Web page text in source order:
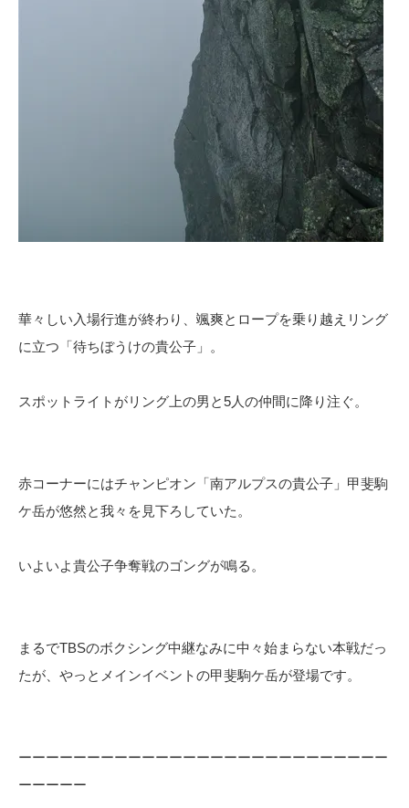
華々しい入場行進が終わり、颯爽とロープを乗り越えリング
に立つ「待ちぼうけの貴公子」。
スポットライトがリング上の男と5人の仲間に降り注ぐ。
赤コーナーにはチャンピオン「南アルプスの貴公子」甲斐駒
ケ岳が悠然と我々を見下ろしていた。
いよいよ貴公子争奪戦のゴングが鳴る。
まるでTBSのボクシング中継なみに中々始まらない本戦だっ
たが、やっとメインイベントの甲斐駒ケ岳が登場です。
ーーーーーーーーーーーーーーーーーーーーーーーーーーー
ーーーーー